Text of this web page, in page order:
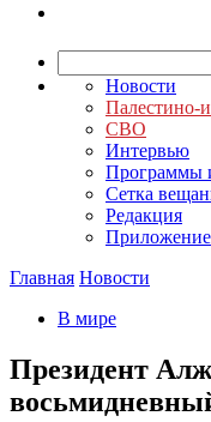
Новости
Палестино-
СВО
Интервью
Программы
Сетка
Редакция
Приложение
Главная Новости
В мире
Президент